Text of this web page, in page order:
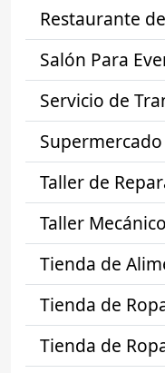
Restaurante
Salón Para
Servicio de
Supermercado
Taller de
Taller Mecánico
Tienda de
Tienda de
Tienda de